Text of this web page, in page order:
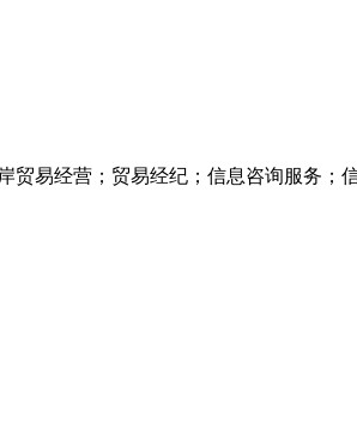
易经营；贸易经纪；信息咨询服务